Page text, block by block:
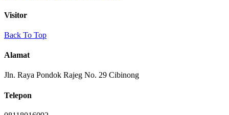
Visitor
Back To Top
Alamat
Jln. Raya Pondok Rajeg No. 29 Cibinong
Telepon